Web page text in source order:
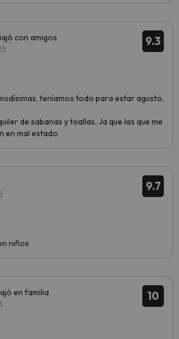
9.3
con amigos
teníamos todo para estar agusto.
de sabanas y toallas. Ja que las que me
en mal estado.
9.7
niños
10
en familia